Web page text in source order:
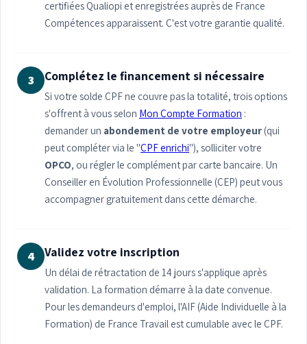
certifiées Qualiopi et enregistrées auprès de France
Compétences apparaissent. C'est votre garantie qualité.
3 Complétez le financement si nécessaire
Si votre solde CPF ne couvre pas la totalité, trois options
s'offrent à vous selon Mon Compte Formation :
demander un abondement de votre employeur(qui
peut compléter via le "CPF enrichi"), solliciter votre
OPCO, ou régler le complément par carte bancaire. Un
Conseiller en Évolution Professionnelle (CEP) peut vous
accompagner gratuitement dans cette démarche.
4 Validez votre inscription
Un délai de rétractation de 14 jours s'applique après
validation. La formation démarre à la date convenue.
Pour les demandeurs d'emploi, l'AIF (Aide Individuelle à la
Formation) de France Travail est cumulable avec le CPF.